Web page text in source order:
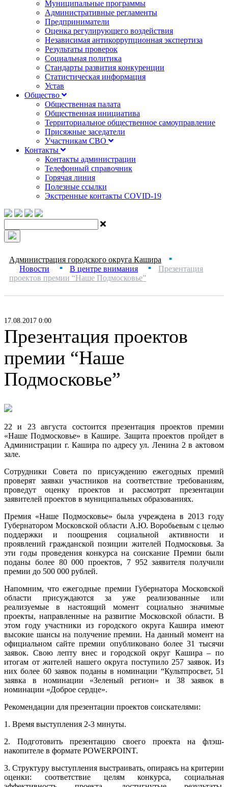
Муниципальные программы
Административные регламенты
Предприниматели
Оценка регулирующего воздействия
Независимая антикоррупционная экспертиза
Результаты проверок
Социальная политика
Стандарты развития конкуренции
Статистическая информация
Устав
Общество
Общественная палата
Общественная инициатива
Территориальное общественное самоуправление
Присяжные заседатели
Участникам СВО
Контакты
Контакты администрации
Телефонный справочник
Горячая линия
Полезные ссылки
Экстренные контакты COVID-19
Администрация городского округа Кашира ■
Новости ■ В центре внимания ■
Презентация
проектов премии “Наше Подмосковье”
17.08.2017 0:00
Презентация проектов
премии “Наше
Подмосковье”
22 и 23 августа состоится презентация проектов премии
«Наше Подмосковье» в Кашире. Защита проектов пройдет в
Администрации г. Кашира по адресу ул. Ленина 2 в актовом
зале.
Сотрудники Совета по присуждению ежегодных премий
проверят заявки участников на соответствие требованиям,
проведут оценку проектов и рассмотрят презентации
заявителей проектов в муниципальных образованиях.
Премия «Наше Подмосковье» была учреждена в 2013 году
Губернатором Московской области А.Ю. Воробьевым с целью
поддержки и поощрения социальной активности и
проявлений гражданской позиции жителей Подмосковья. За
эти годы проведения конкурса на соискание Премии были
поданы более 80 000 проектов, 7 952 заявителя получили
премии до 500 000 рублей.
Напомним, что ежегодные премии Губернатора Московской
области присуждаются за уже реализованные или
реализуемые в настоящий момент социально значимые
проекты, направленные на развитие Московской области. В
этом году участники из городского округа Кашира имеют
высокие шансы на получение премии. На данный момент на
официальном сайте премии опубликовано более 31 тысячи
заявок. Свою лепту внес и городской округ Кашира – по
итогам от жителей нашего округа поступило 257 заявок. Из
них более 60 заявок поданы в номинации “Культпросвет, 51
заявка в номинации «Зеленый регион» и 38 заявок в
номинации «Доброе сердце».
Рекомендации для презентации проектов соискателями:
1. Время выступления 2-3 минуты.
2. Подготовить презентацию своего проекта на флэш-
накопителе в формате POWERPOINT.
3. Структуру выступления выстраивать, опираясь на критерии
оценки: соответствие целям конкурса, социальная